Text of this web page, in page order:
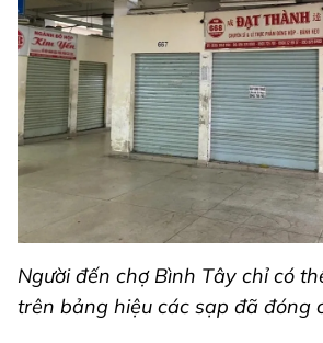
Người đến chợ Bình Tây chỉ có
trên bảng hiệu các sạp đã đóng